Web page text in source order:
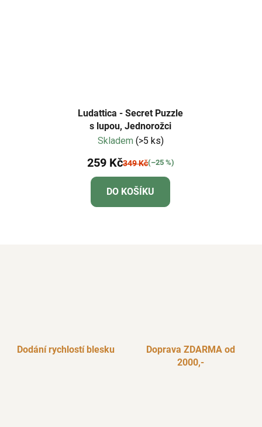
Ludattica - Secret Puzzle
s lupou, Jednorožci
Skladem (>5 ks)
259 Kč349 Kč(–25 %)
DO KOŠÍKU
Dodání rychlostí blesku
Doprava ZDARMA od
2000,-